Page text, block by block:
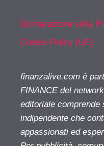
Dichiarazione sulla
Cookie Policy (UE)
finanzalive.com è
FINANCE del
editoriale
indipendente che
appassionati ed